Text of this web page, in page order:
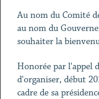
Au nom du Comité
au nom du
souhaiter la
Honorée par l'appel
d'organiser, début
cadre de sa